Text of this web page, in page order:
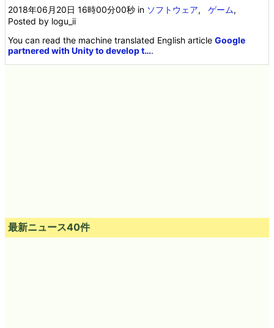
2018年06月20日 16時00分00秒 in ソフトウェア,ゲーム,
Posted by logu_ii
You can read the machine translated English articleGoogle
partnered with Unity to develop t….
最新ニュース40件